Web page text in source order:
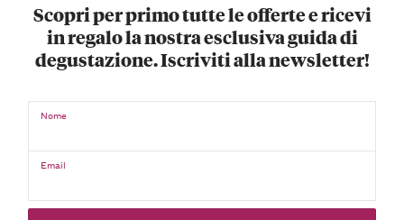
Scopri per primo tutte le offerte e ricevi
in regalo la nostra esclusiva guida di
degustazione. Iscriviti alla newsletter!
Nome
Email